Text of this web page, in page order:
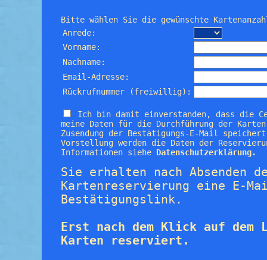
Bitte wählen Sie die gewünschte
Anrede:
Vorname:
Nachname:
Email-Adresse:
Rückrufnummer (freiwillig):
Ich bin damit einverstanden, dass die
meine Daten für die Durchführung der
Zusendung der Bestätigungs-E-Mail
Vorstellung werden die Daten der
Informationen siehe Datenschutzerklärung.
Sie erhalten nach Absenden
Kartenreservierung eine E-
Bestätigungslink.
Erst nach dem Klick auf
Karten reserviert.